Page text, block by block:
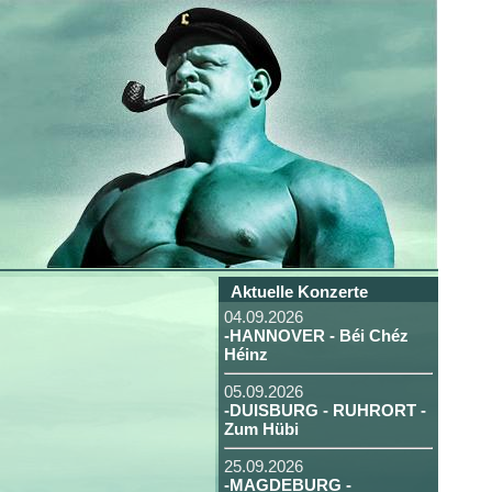
Aktuelle Konzerte
04.09.2026
-HANNOVER - Béi Chéz
Héinz
05.09.2026
-DUISBURG - RUHRORT -
Zum Hübi
25.09.2026
-MAGDEBURG -